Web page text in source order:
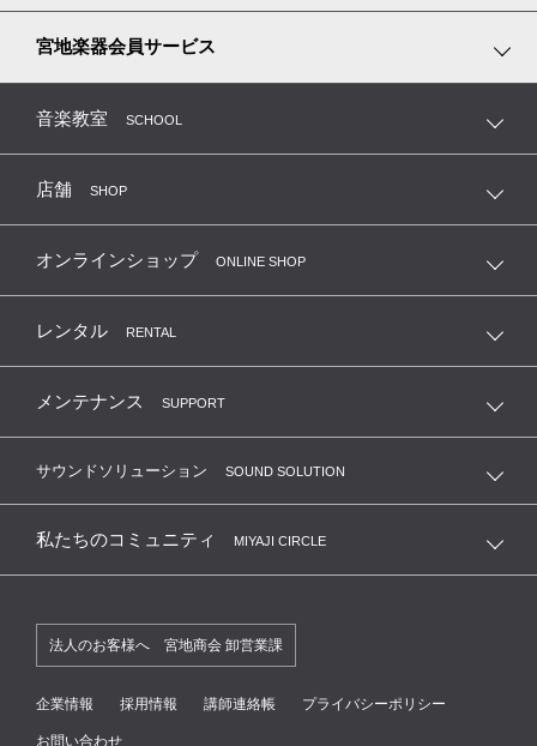
ピアノ調律
弦楽器の修理・調整・毛替
管楽器の修理・リペア
宮地楽器会員サービス
MTC 指導者友の会（鍵盤楽器）
MEP 宮地ユーロピアノクラブ
MSC 弦楽器友の会
国立音楽大学卒業生サポートクラブ
音楽教室 SCHOOL
店舗 SHOP
オンラインショップ ONLINE SHOP
レンタル RENTAL
メンテナンス SUPPORT
サウンドソリューション SOUND SOLUTION
私たちのコミュニティ MIYAJI CIRCLE
法人のお客様へ 宮地商会 卸営業課
企業情報 採用情報 講師連絡帳 プライバシーポリシー
お問い合わせ